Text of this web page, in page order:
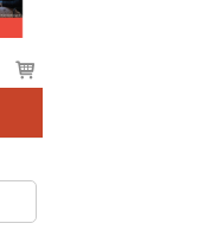
Voir
le